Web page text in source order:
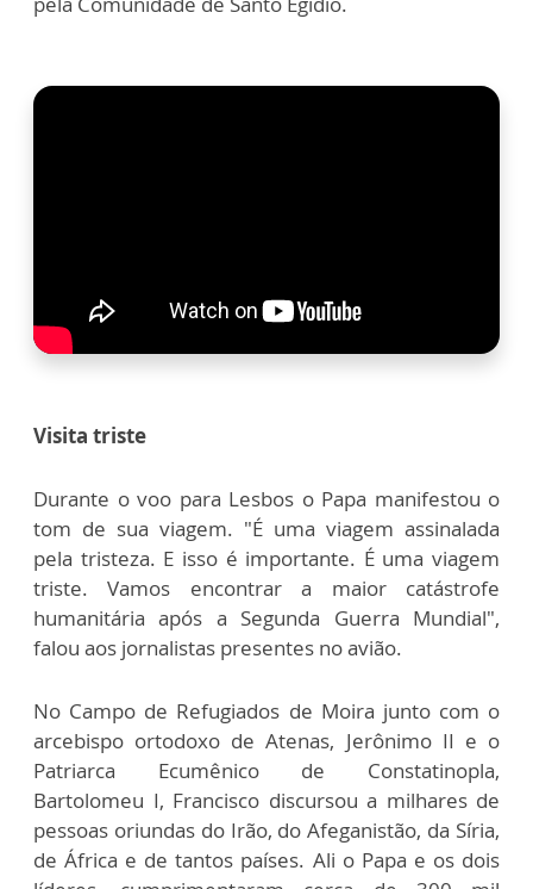
Visita triste
Durante o voo para Lesbos o Papa manifestou o
tom de sua viagem. "É uma viagem assinalada
pela tristeza. E isso é importante. É uma viagem
triste. Vamos encontrar a maior catástrofe
humanitária após a Segunda Guerra Mundial",
falou aos jornalistas presentes no avião.
No Campo de Refugiados de Moira junto com o
arcebispo ortodoxo de Atenas, Jerônimo II e o
Patriarca Ecumênico de Constatinopla,
Bartolomeu I, Francisco discursou a milhares de
pessoas oriundas do Irão, do Afeganistão, da Síria,
de África e de tantos países. Ali o Papa e os dois